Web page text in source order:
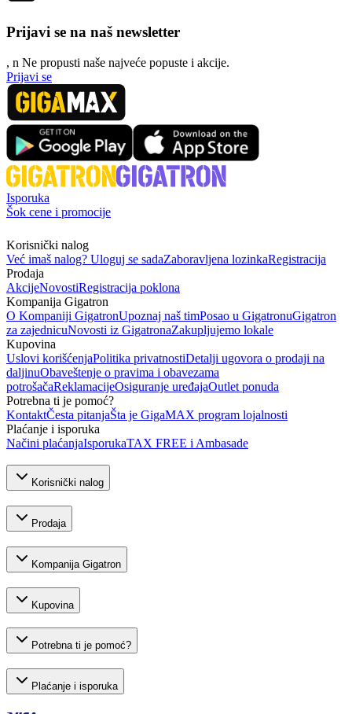
Prijavi se na naš newsletter
, n Ne propusti naše najveće popuste i akcije.
Prijavi se
Isporuka
Šok cene i promocije
Korisnički nalog
Već imaš nalog? Uloguj se sadaZaboravljena lozinkaRegistracija
Prodaja
AkcijeNovostiRegistracija poklona
Kompanija Gigatron
O Kompaniji GigatronUpoznaj naš timPosao u GigatronuGigatron
za zajednicuNovosti iz GigatronaZakupljujemo lokale
Kupovina
Uslovi korišćenjaPolitika privatnostiDetalji ugovora o prodaji na
daljinuObaveštenje o pravima i obavezama
potrošačaReklamacijeOsiguranje uređajaOutlet ponuda
Potrebna ti je pomoć?
KontaktČesta pitanjaŠta je GigaMAX program lojalnosti
Plaćanje i isporuka
Načini plaćanjaIsporukaTAX FREE i Ambasade
Korisnički nalog
Prodaja
Kompanija Gigatron
Kupovina
Potrebna ti je pomoć?
Plaćanje i isporuka